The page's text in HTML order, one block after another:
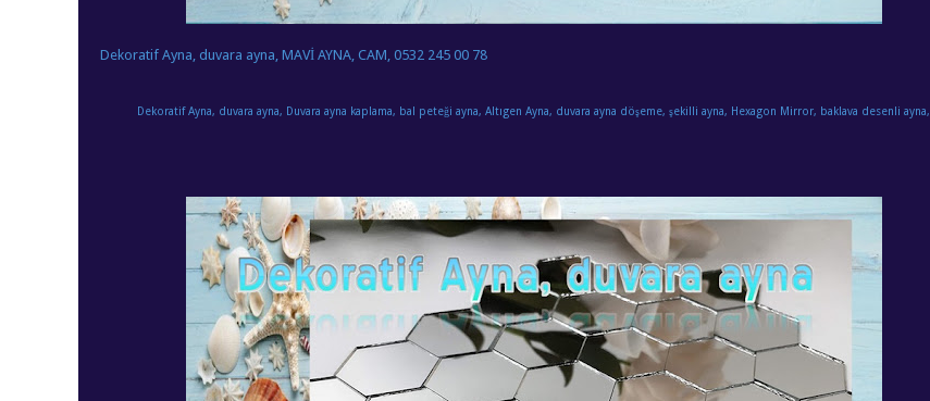
Dekoratif Ayna, duvara ayna, MAVİ AYNA, CAM, 0532 245 00 78
Dekoratif Ayna, duvara ayna, Duvara ayna kaplama, bal peteği ayna, Altıgen Ayna, duvara ayna döşeme, şekilli ayna, Hexagon Mirror, baklava desenli ayna,